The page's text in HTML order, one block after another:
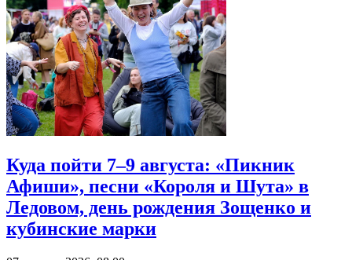
Куда пойти 7–9 августа: «Пикник
Афиши», песни «Короля и Шута» в
Ледовом, день рождения Зощенко и
кубинские марки